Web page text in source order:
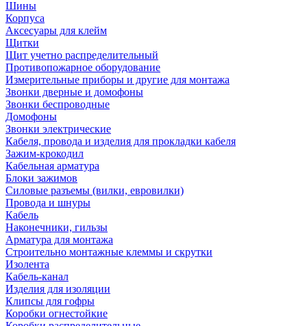
Шины
Корпуса
Аксесуары для клейм
Щитки
Щит учетно распределительный
Противопожарное оборудование
Измерительные приборы и другие для монтажа
Звонки дверные и домофоны
Звонки беспроводные
Домофоны
Звонки электрические
Кабеля, провода и изделия для прокладки кабеля
Зажим-крокодил
Кабельная арматура
Блоки зажимов
Силовые разъемы (вилки, евровилки)
Провода и шнуры
Кабель
Наконечники, гильзы
Арматура для монтажа
Строительно монтажные клеммы и скрутки
Изолента
Кабель-канал
Изделия для изоляции
Клипсы для гофры
Коробки огнестойкие